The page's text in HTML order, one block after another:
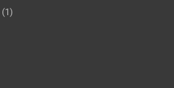
(1)